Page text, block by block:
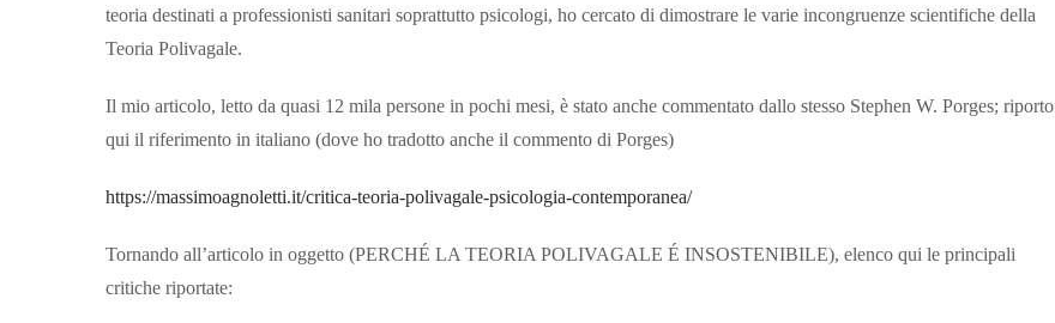
teoria destinati a professionisti sanitari soprattutto psicologi, ho cercato di dimostrare le varie incongruenze scientifiche della
Teoria Polivagale.
Il mio articolo, letto da quasi 12 mila persone in pochi mesi, è stato anche commentato dallo stesso Stephen W. Porges; riporto
qui il riferimento in italiano (dove ho tradotto anche il commento di Porges)
https://massimoagnoletti.it/critica-teoria-polivagale-psicologia-contemporanea/
Tornando all’articolo in oggetto (PERCHÉ LA TEORIA POLIVAGALE É INSOSTENIBILE), elenco qui le principali
critiche riportate: